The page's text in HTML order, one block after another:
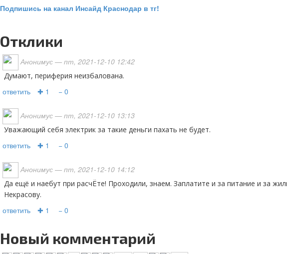
Подпишись на канал Инсайд Краснодар в тг!
Отклики
Анонимус — пт, 2021-12-10 12:42
Думают, периферия неизбалована.
ответить ✚ 1 − 0
Анонимус — пт, 2021-12-10 13:13
Уважающий себя электрик за такие деньги пахать не будет.
ответить ✚ 1 − 0
Анонимус — пт, 2021-12-10 14:12
Да ещё и наебут при расчЁте! Проходили, знаем. Заплатите и за питание и за жильё. Всё по
Некрасову.
ответить ✚ 1 − 0
Новый комментарий